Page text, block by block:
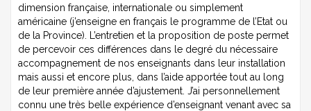
dimension française, internationale ou simplement
américaine (j’enseigne en français le programme de l’Etat ou
de la Province). L’entretien et la proposition de poste permet
de percevoir ces différences dans le degré du nécessaire
accompagnement de nos enseignants dans leur installation
mais aussi et encore plus, dans l’aide apportée tout au long
de leur première année d’ajustement. J’ai personnellement
connu une très belle expérience d’enseignant venant avec sa